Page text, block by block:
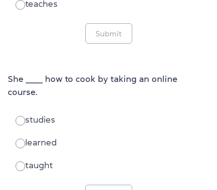
teaches
Submit
She _______ how to cook by taking an online
course.
studies
learned
taught